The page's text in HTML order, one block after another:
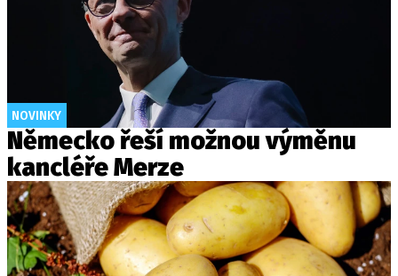
NOVINKY
Německo řeší možnou výměnu
kancléře Merze